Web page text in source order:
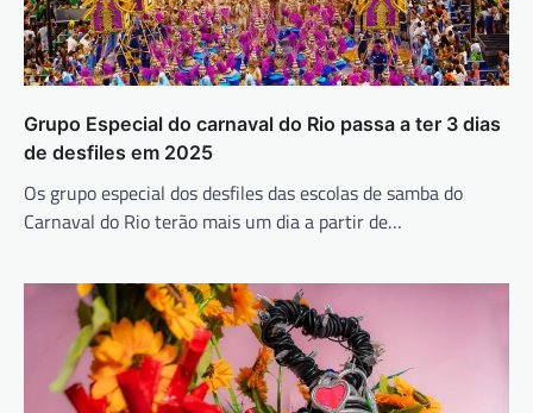
Grupo Especial do carnaval do Rio passa a ter 3 dias
de desfiles em 2025
Os grupo especial dos desfiles das escolas de samba do
Carnaval do Rio terão mais um dia a partir de…